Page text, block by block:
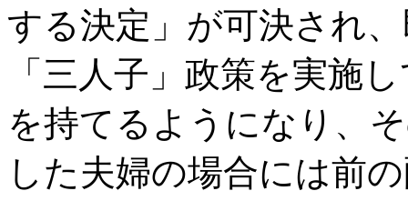
する決定」が可決され
「三人子」政策を実施
を持てるようになり、
した夫婦の場合には前